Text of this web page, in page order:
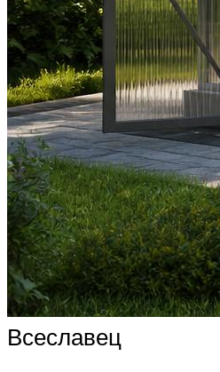
Всеславец